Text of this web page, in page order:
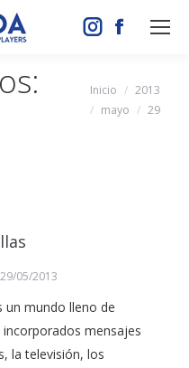
Instagram
opens
in
Facebook
opens
in
Estás aquí:
Inicio
2013
mayo
29
29/05/2013
un mundo lleno de
mensajes
la televisión, los